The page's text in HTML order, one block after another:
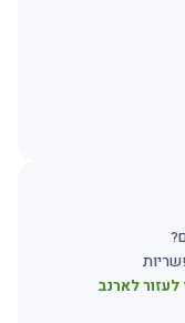
לארנב